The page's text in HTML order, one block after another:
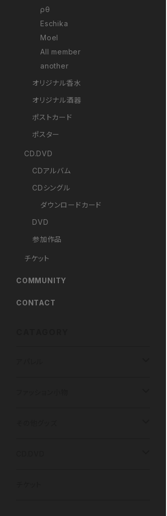
ρθ
Eschika
Moel
All member
another
オリジナル香水
オリジナル酒器
ポストカード
ポスター
CD.DVD
CDアルバム
CDシングル
ダウンロードカード
DVD
参加作品
チケット
COMMUNITY
CONTACT